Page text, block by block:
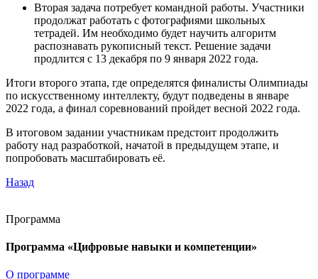
Вторая задача потребует командной работы. Участники
продолжат работать с фотографиями школьных
тетрадей. Им необходимо будет научить алгоритм
распознавать рукописный текст. Решение задачи
продлится с 13 декабря по 9 января 2022 года.
Итоги второго этапа, где определятся финалисты Олимпиады
по искусственному интеллекту, будут подведены в январе
2022 года, а финал соревнований пройдет весной 2022 года.
В итоговом задании участникам предстоит продолжить
работу над разработкой, начатой в предыдущем этапе, и
попробовать масштабировать её.
Назад
Программа
Программа «Цифровые навыки и компетенции»
О программе